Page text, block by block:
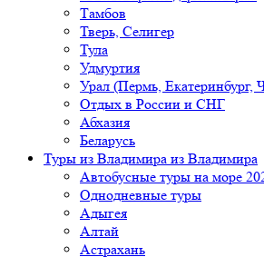
Тамбов
Тверь, Селигер
Тула
Удмуртия
Урал (Пермь, Екатеринбург,
Отдых в России и СНГ
Абхазия
Беларусь
Туры из Владимира из Владимира
Автобусные туры на море
Однодневные туры
Адыгея
Алтай
Астрахань